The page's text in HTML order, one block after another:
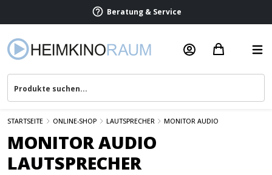
Beratung & Service
STARTSEITE ONLINE-SHOP LAUTSPRECHER MONITOR AUDIO
MONITOR AUDIO
LAUTSPRECHER